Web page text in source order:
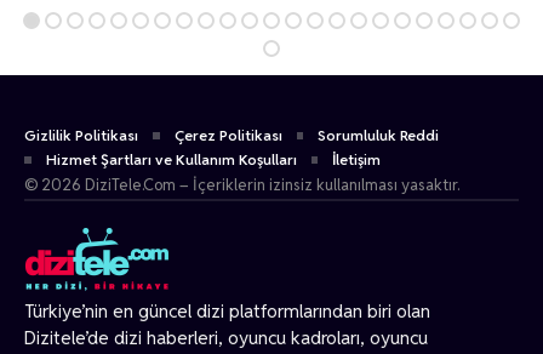
Türkiye’nin en güncel dizi platformlarından biri olan
Dizitele’de dizi haberleri, oyuncu kadroları, oyuncu
Gizlilik Politikası Çerez Politikası
Sorumluluk Reddi
Hizmet Şartları ve Kullanım Koşulları
İletişim
© 2026 DiziTele.Com – İçeriklerin izinsiz kullanılması yasaktır.